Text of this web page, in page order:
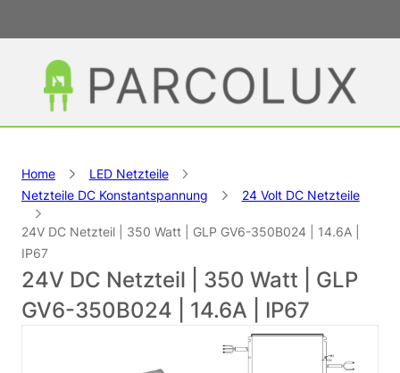
Home
LED Netzteile
Netzteile DC Konstantspannung
24 Volt DC Netzteile
24V DC Netzteil | 350 Watt | GLP GV6-350B024 | 14.6A |
IP67
24V DC Netzteil | 350 Watt | GLP
GV6-350B024 | 14.6A | IP67